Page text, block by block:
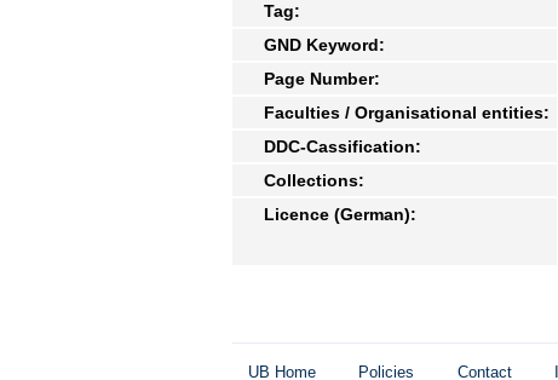
Tag:
GND Keyword:
Page Number:
Faculties / Organisational entities:
DDC-Cassification:
Collections:
Licence (German):
UB Home Policies Contact